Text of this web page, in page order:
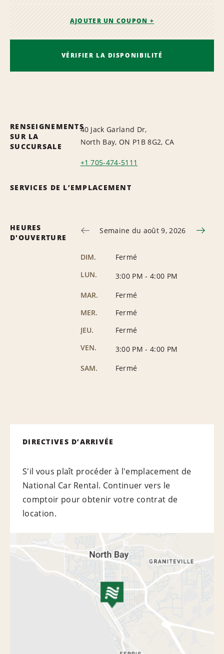
AJOUTER UN COUPON +
VÉRIFIER LA DISPONIBILITÉ
RENSEIGNEMENTS
SUR LA
SUCCURSALE
40 Jack Garland Dr,
North Bay, ON P1B 8G2, CA
+1 705-474-5111
SERVICES DE L’EMPLACEMENT
HEURES
D'OUVERTURE
Semaine du août 9, 2026
DIM.
Fermé
LUN.
3:00 PM - 4:00 PM
MAR.
Fermé
MER.
Fermé
JEU.
Fermé
VEN.
3:00 PM - 4:00 PM
SAM.
Fermé
DIRECTIVES D’ARRIVÉE
S'il vous plaît procéder à l'emplacement de
National Car Rental. Continuer vers le
comptoir pour obtenir votre contrat de
location.